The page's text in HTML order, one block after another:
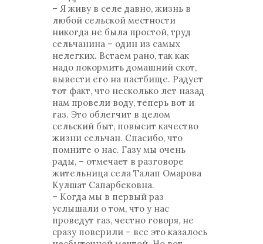
– Я живу в селе давно, жизнь в
любой сельской местности
никогда не была простой, труд
сельчанина – один из самых
нелегких. Встаем рано, так как
надо покормить домашний скот,
вывести его на пастбище. Радует
тот факт, что несколько лет назад
нам провели воду, теперь вот и
газ. Это облегчит в целом
сельский быт, повысит качество
жизни сельчан. Спасибо, что
помните о нас. Газу мы очень
рады, – отмечает в разговоре
жительница села Талап Омарова
Кулшат Сапарбековна.
– Когда мы в первый раз
услышали о том, что у нас
проведут газ, честно говоря, не
сразу поверили – все это казалось